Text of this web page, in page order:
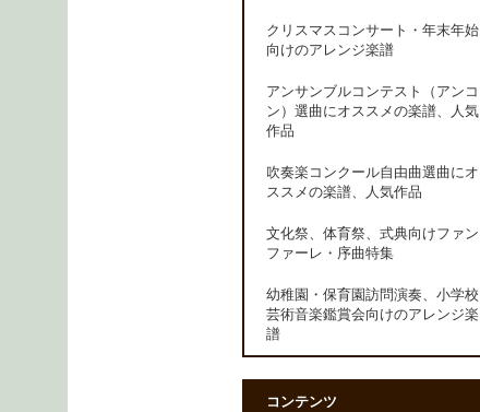
クリスマスコンサート・年末年始
向けのアレンジ楽譜
アンサンブルコンテスト（アンコ
ン）選曲にオススメの楽譜、人気
作品
吹奏楽コンクール自由曲選曲にオ
ススメの楽譜、人気作品
文化祭、体育祭、式典向けファン
ファーレ・序曲特集
幼稚園・保育園訪問演奏、小学校
芸術音楽鑑賞会向けのアレンジ楽
譜
コンテンツ